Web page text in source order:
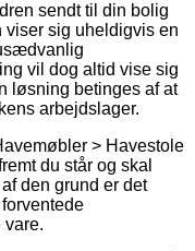
sendt til din bolig
viser sig uheldigvis en
vil dog altid vise sig
løsning betinges af at
arbejdslager.
> Havestole
du står og skal
den grund er det
vare.